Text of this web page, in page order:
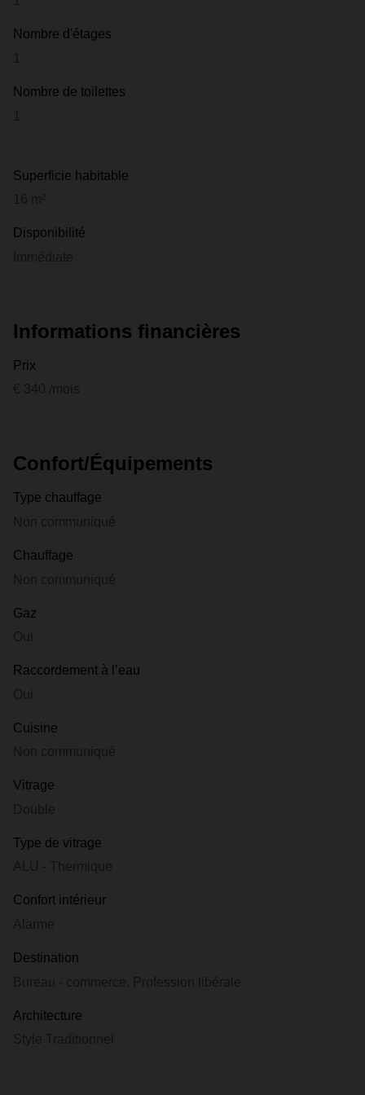
Nombre d'étages
Nombre de toilettes
Superficie habitable
16 m²
Disponibilité
Immédiate
Informations financières
Prix
€ 340 /mois
Confort/Équipements
Type chauffage
Non communiqué
Chauffage
Non communiqué
Gaz
Oui
Raccordement à l’eau
Oui
Cuisine
Non communiqué
Vitrage
Double
Type de vitrage
ALU - Thermique
Confort intérieur
Alarme
Destination
Bureau - commerce, Profession libérale
Architecture
Style Traditionnel